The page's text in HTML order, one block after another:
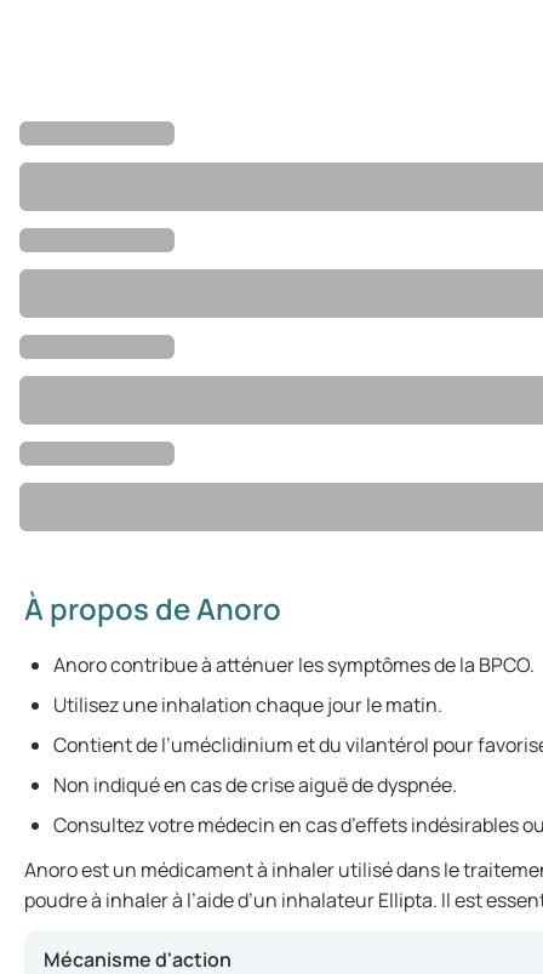
À propos de Anoro
Anoro contribue à atténuer les symptômes de la BPCO.
Utilisez une inhalation chaque jour le matin.
Contient de l’uméclidinium et du vilantérol pour
Non indiqué en cas de crise aiguë de dyspnée.
Consultez votre médecin en cas d’effets indésirables
Anoro est un médicament à inhaler utilisé dans le
poudre à inhaler à l’aide d’un inhalateur Ellipta. Il est
Mécanisme d'action